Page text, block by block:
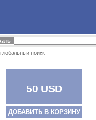
глобальный поиск
50 USD
ДОБАВИТЬ В КОРЗИНУ